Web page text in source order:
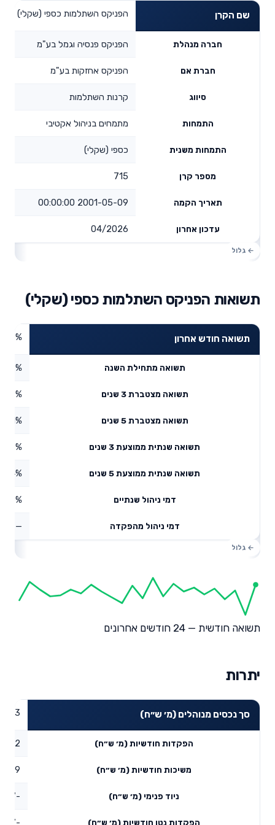
שם הקרן הפניקס השתלמות כספי (שקלי)
חברה מנהלת הפניקס פנסיה וגמל בע"מ
חברת אם הפניקס אחזקות בע"מ
סיווג קרנות השתלמות
התמחות מתמחים בניהול אקטיבי
התמחות משנית כספי (שקלי)
מספר קרן 715
תאריך הקמה 2001-05-09 00:00:00
עדכון אחרון 04/2026
תשואות הפניקס השתלמות כספי (שקלי)
תשואה חודש אחרון
תשואה מתחילת השנה
תשואה מצטברת 3 שנים 13.9%
תשואה מצטברת 5 שנים
תשואה שנתית ממוצעת 3 שנים
תשואה שנתית ממוצעת 5 שנים
דמי ניהול שנתיים 0.6%
דמי ניהול מהפקדה —
תשואה חודשית — 24 חודשים אחרונים
יתרות
סך נכסים מנוהלים (מ׳ ש״ח)
הפקדות חודשיות (מ׳ ש״ח) 1.12
משיכות חודשיות (מ׳ ש״ח) 2.49
ניוד פנימי (מ׳ ש״ח) -27.7
הפקדות נטו חודשיות (מ׳ ש״ח) -29.07